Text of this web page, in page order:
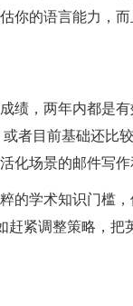
你的语言能力，
绩，两年内都是
者目前基础还比
化场景的邮件写作
的学术知识门槛
赶紧调整策略，